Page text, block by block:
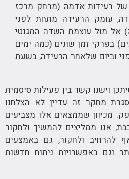
של רעידות אדמה (מרחק מרכז
עומק הרעידה מתחת לפני
אל מול עוצמת השדה המגנטי
בפרקי זמן שונים (כמה ימים
וביום שלאחר הרעידה, בשעת
וישנו קשר בין פעילות סיסמית
מחקר זה עדיין לא הצלחנו
מכיוון שממצאים אלו מצביעים
אנו ממליצים להמשיך ולחקור
להרחיב ולחקור, גם באמצעים
וגם באפשרויות ניתוח חדשות